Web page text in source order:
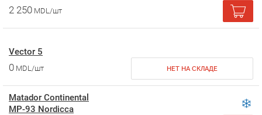
2 250 MDL/шт
Vector 5
0 MDL/шт НЕТ НА СКЛАДЕ
Matador Continental
MP-93 Nordicca